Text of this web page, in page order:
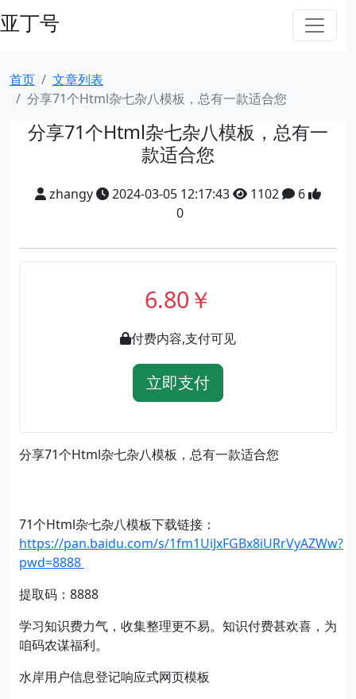
亚丁号
首页
文章列表
分享71个Html杂七杂八模板，总有一款适合您
分享71个Html杂七杂八模板，总有一
款适合您
zhangy 2024-03-05 12:17:43 1102
6
0
6.80￥
付费内容,支付可见
立即支付
分享71个Html杂七杂八模板，总有一款适合您
71个Html杂七杂八模板下载链接：
https://pan.baidu.com/s/1fm1UiJxFGBx8iURrVyAZWw?
pwd=8888
提取码：8888
学习知识费力气，收集整理更不易。知识付费甚欢喜，为
咱码农谋福利。
水岸用户信息登记响应式网页模板